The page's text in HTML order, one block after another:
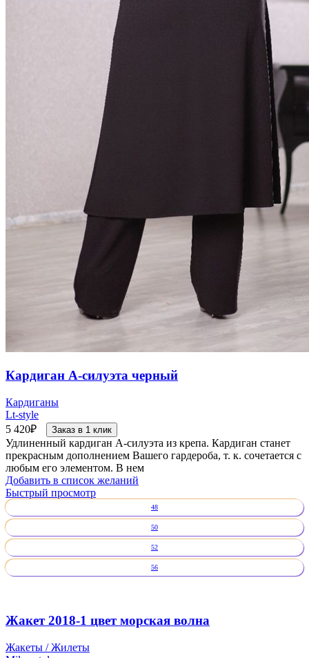
Кардиган А-силуэта черный
Кардиганы
Lt-style
5 420₽ Заказ в 1 клик
Удлиненный кардиган А-силуэта из крепа. Кардиган станет
прекрасным дополнением Вашего гардероба, т. к. сочетается с
любым его элементом. В нем
Добавить в список желаний
Быстрый просмотр
48
50
52
56
Жакет 2018-1 цвет морская волна
Жакеты / Жилеты